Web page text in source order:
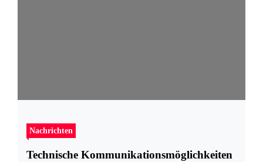
Nachrichten
Technische Kommunikationsmöglichkeiten